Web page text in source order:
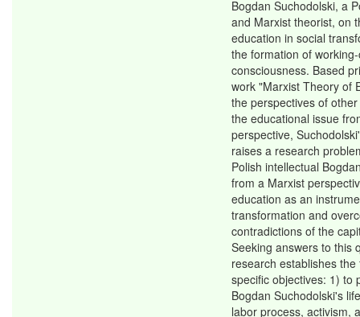
Bogdan Suchodolski, a
and Marxist theorist, on
education in social
the formation of
consciousness. Based
work "Marxist Theory of
the perspectives of
the educational issue
perspective,
raises a research
Polish intellectual
from a Marxist
education as an
transformation and
contradictions of the
Seeking answers to this
research establishes the
specific objectives: 1) to
Bogdan Suchodolski's
labor process, activism,